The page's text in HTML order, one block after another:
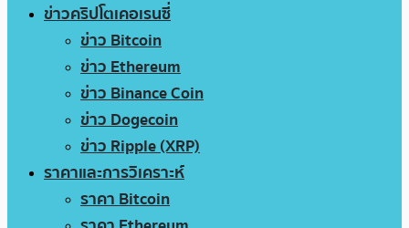
ข่าวคริปโตเคอเรนซี่
ข่าว Bitcoin
ข่าว Ethereum
ข่าว Binance Coin
ข่าว Dogecoin
ข่าว Ripple (XRP)
ราคาและการวิเคราะห์
ราคา Bitcoin